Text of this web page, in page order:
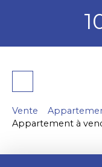
Vente
Appartement à